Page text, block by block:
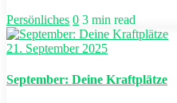
Persönliches 0 3 min read
21. September 2025
September: Deine Kraftplätze